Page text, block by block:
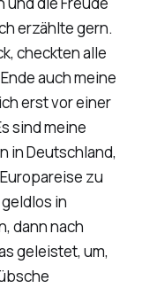
erzählte gern.
checkten alle
auch meine
erst vor einer
sind meine
in Deutschland,
zu
in
dann nach
geleistet, um,